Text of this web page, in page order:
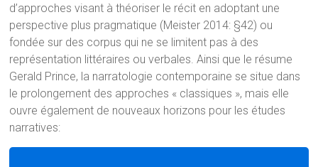
d’approches visant à théoriser le récit en adoptant une
perspective plus pragmatique (Meister 2014: §42) ou
fondée sur des corpus qui ne se limitent pas à des
représentation littéraires ou verbales. Ainsi que le résume
Gerald Prince, la narratologie contemporaine se situe dans
le prolongement des approches « classiques », mais elle
ouvre également de nouveaux horizons pour les études
narratives: